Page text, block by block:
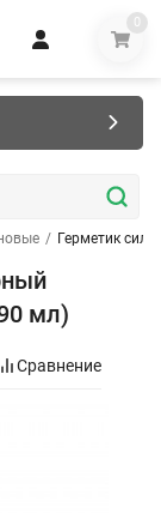
0
/ Герметик
мл)
Сравнение